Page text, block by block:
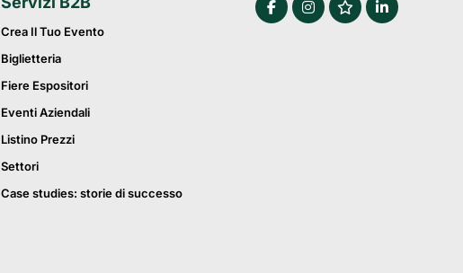
Crea Il Tuo Evento
Biglietteria
Fiere Espositori
Eventi Aziendali
Listino Prezzi
Settori
Case studies: storie di successo